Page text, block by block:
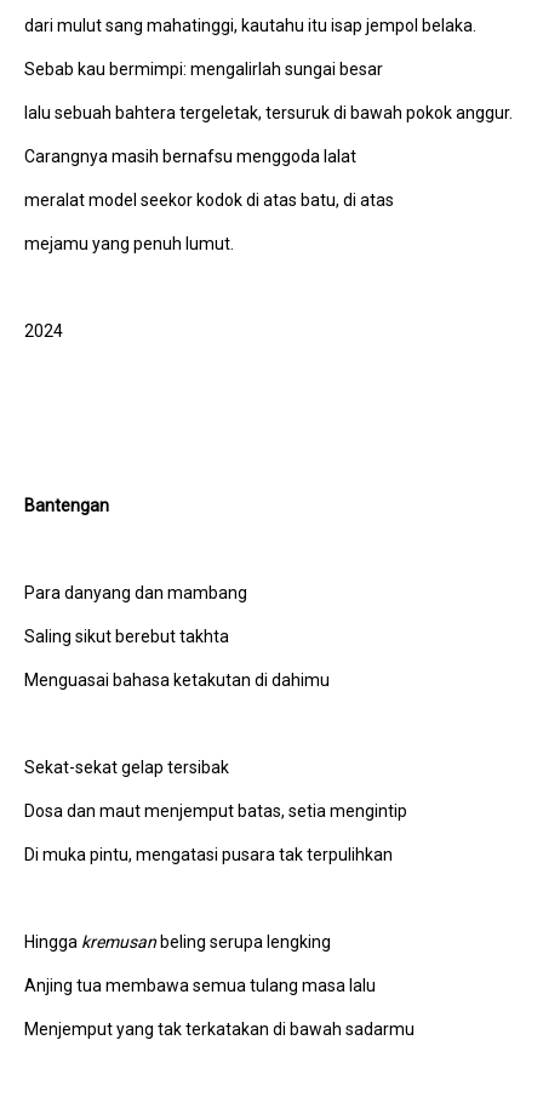
dari mulut sang mahatinggi, kautahu itu isap jempol belaka.
Sebab kau bermimpi: mengalirlah sungai besar
lalu sebuah bahtera tergeletak, tersuruk di bawah pokok anggur.
Carangnya masih bernafsu menggoda lalat
meralat model seekor kodok di atas batu, di atas
mejamu yang penuh lumut.
2024
Bantengan
Para danyang dan mambang
Saling sikut berebut takhta
Menguasai bahasa ketakutan di dahimu
Sekat-sekat gelap tersibak
Dosa dan maut menjemput batas, setia mengintip
Di muka pintu, mengatasi pusara tak terpulihkan
Hingga kremusanbeling serupa lengking
Anjing tua membawa semua tulang masa lalu
Menjemput yang tak terkatakan di bawah sadarmu